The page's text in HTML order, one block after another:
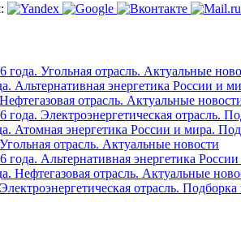
года. Угольная отрасль. Актуальные
Альтернативная энергетика России и
отрасль. Актуальные
Электроэнергетическая отрасль.
Атомная энергетика России и мира.
отрасль. Актуальные новости
года. Альтернативная энергетика
Нефтегазовая отрасль. Актуальные
отрасль. Подборка